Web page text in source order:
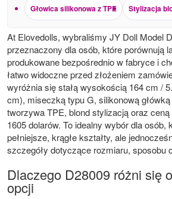
Głowica silikonowa z TPE Stylizacja
At Elovedolls, wybraliśmy JY Doll Model
przeznaczony dla osób, które porównują
produkowane bezpośrednio w fabryce i
łatwo widoczne przed złożeniem
wyróżnia się stałą wysokością 164 cm /
cm), miseczką typu G, silikonową
tworzywa TPE, blond stylizacją oraz
1605 dolarów. To idealny wybór dla osób,
pełniejsze, krągłe kształty, ale
szczegóły dotyczące rozmiaru, sposobu
Dlaczego D28009 różni się
opcji